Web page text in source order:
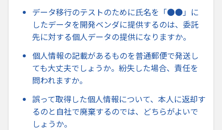
データ移行のテストのために氏名を「●●」に
したデータを開発ベンダに提供するのは、委託
先に対する個人データの提供になりますか。
個人情報の記載があるものを普通郵便で発送し
ても大丈夫でしょうか。紛失した場合、責任を
問われますか。
誤って取得した個人情報について、本人に返却す
るのと自社で廃棄するのでは、どちらがよいで
しょうか。